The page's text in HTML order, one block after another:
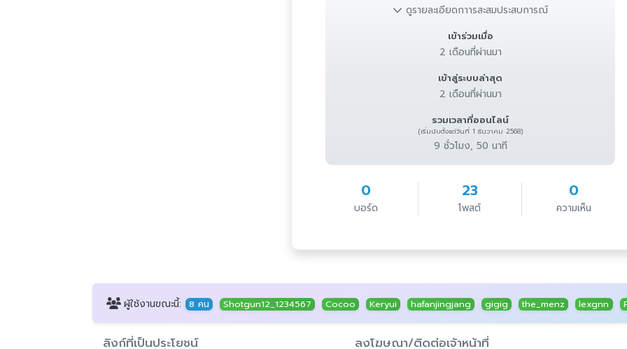
ดูรายละเอียดกาารสะสมประสบการณ์
เข้าร่วมเมื่อ
2 เดือนที่ผ่านมา
เข้าสู่ระบบล่าสุด
2 เดือนที่ผ่านมา
รวมเวลาที่ออนไลน์
(เริ่มนับตั้งแต่วันที่ 1 ธันวาคม 2568)
9 ชั่วโมง, 50 นาที
0
บอร์ด
23
โพสต์
0
ความเห็น
ผู้ใช้งานขณะนี้: 8 คน Shotgun12_1234567 Cocoo Keryui hafanjingjang gigig the_menz lexgnn
ลิงก์ที่เป็นประโยชน์ ลงโฆษณา/ติดต่อเจ้าหน้าที่